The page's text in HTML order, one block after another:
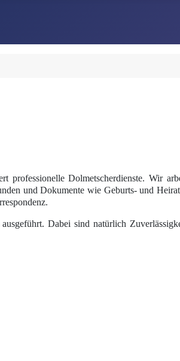
professionelle Dolmetscherdienste. Wir
und Dokumente wie Geburts- und
Dabei sind natürlich